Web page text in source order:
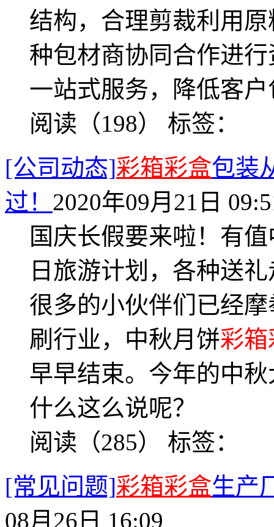
结构，合理剪裁利用
种包材商协同合作进
一站式服务，降低客
阅读（198） 标签：
[公司动态]彩箱彩盒包装
过！ 2020年09月21日
国庆长假要来啦！有
日旅游计划，各种送
很多的小伙伴们已经
刷行业，中秋月饼彩
早早结束。今年的中
什么这么说呢？
阅读（285） 标签：
[常见问题]彩箱彩盒生产
08月26日 16:09